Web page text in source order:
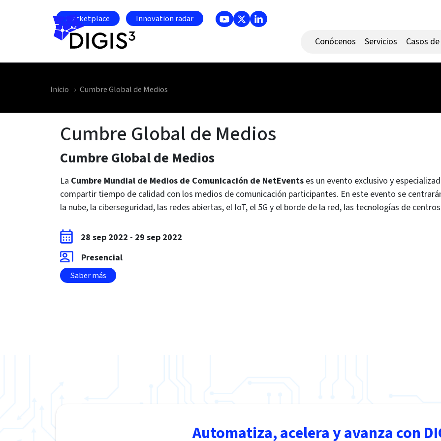
Marketplace Innovation radar
Conócenos Servicios Casos
Inicio Cumbre Global de Medios
Cumbre Global de Medios
Cumbre Global de Medios
La Cumbre Mundial de Medios de Comunicación de NetEvents es un evento exclusivo y
compartir tiempo de calidad con los medios de comunicación participantes. En este evento se
la nube, la ciberseguridad, las redes abiertas, el IoT, el 5G y el borde de la red, las tecnologías de
28 sep 2022 - 29 sep 2022
Presencial
Saber más
Automatiza, acelera y avanza con